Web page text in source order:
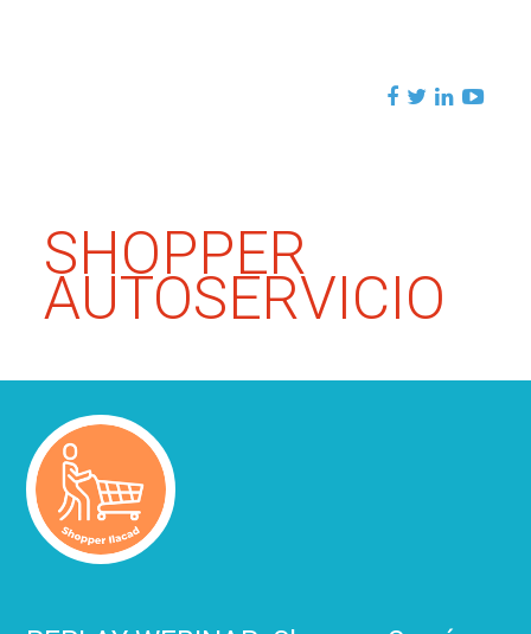
SHOPPER
AUTOSERVICIO